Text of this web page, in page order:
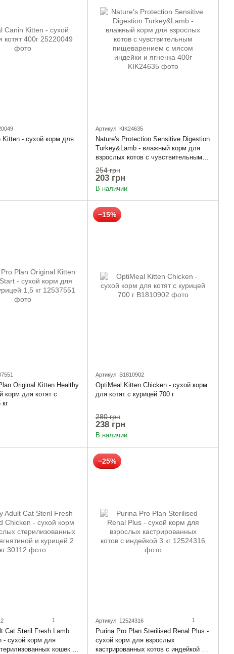
Kitten - сухой корм для
Артикул: KIK24635
Nature's Protection Sensitive Digestion
Turkey&Lamb - влажный корм для
взрослых котов с чувствительным
пищеварением с мясом индейки и
ягненка 400г
254 грн
203 грн
В наличии
Original Kitten Healthy
корм для котят с
кг
−15%
Артикул: B1810902
OptiMeal Kitten Chicken - сухой корм
для котят с курицей 700 г
280 грн
238 грн
В наличии
1
Cat Steril Fresh Lamb
- сухой корм для
кошек с
−25%
Артикул: 12524316 1
Purina Pro Plan Sterilised Renal Plus -
сухой корм для взрослых
кастрированных котов с индейкой 3